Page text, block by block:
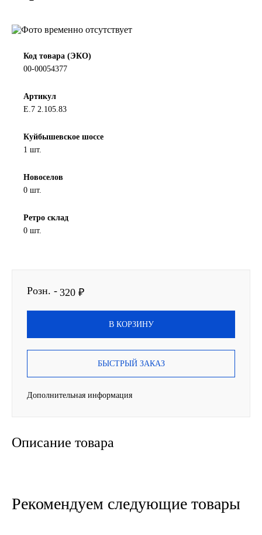
MANNOL
MOBIL
MOTUL
Petro Canada
REPSOL
TOTACHI
TOTAL
Valvoline
Код товара (ЭКО)
00-00054377
Артикул
Е.7 2.105.83
Куйбышевское шоссе
1 шт.
Новоселов
0 шт.
Ретро склад
0 шт.
Розн. - 320 ₽
В КОРЗИНУ
БЫСТРЫЙ ЗАКАЗ
Дополнительная информация
Описание товара
Рекомендуем следующие товары